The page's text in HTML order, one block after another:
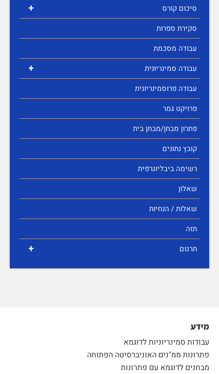
+
סיכום קורס
סקירת ספרות
עבודה מסכמת
+
עבודה סמינריונית
עבודה פרוסמינריונית
פרויקט גמר
פתרון מבחן/מבחן בית
קובץ נתונים
רשימה ביבליוגרפית
שאלון
שאלות / הנחיות
תזה
+ תרגום
מידע
עבודות סמינריוניות לדוגמא
פתרונות ממ"נים האוניברסיטה הפתוחה
מבחנים לדוגמא עם פתרונות